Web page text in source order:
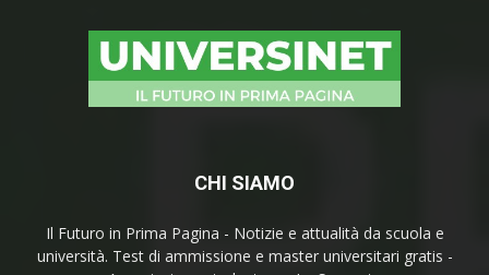
CHI SIAMO
Il Futuro in Prima Pagina - Notizie e attualità da scuola e
università. Test di ammissione e master universitari gratis -